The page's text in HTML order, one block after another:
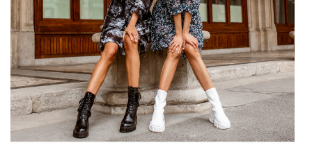
des Geschäfts, Verkaufsbereich usw.
Hersteller
Der direkte Kauf von Waren vom Hersteller garantiert
sicherlich die niedrigsten Preise im Vergleich …